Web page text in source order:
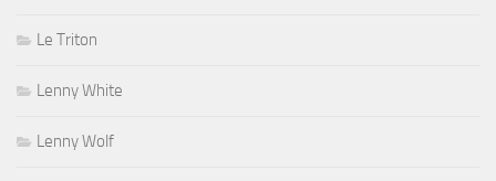
Le Triton
Lenny White
Lenny Wolf